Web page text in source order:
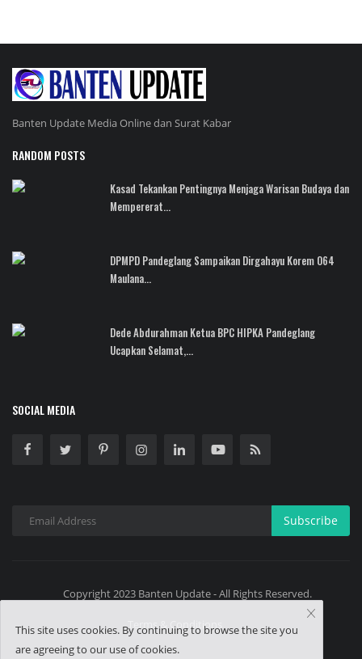
Banten Update Media Online dan Surat Kabar
RANDOM POSTS
Kasad Tekankan Pentingnya Menjaga Warisan Budaya dan
Mempererat...
DPMPD Pandeglang Sampaikan Dirgahayu Korem 064
Maulana...
Dede Abdurahman Ketua BPC HIPKA Pandeglang
Ucapkan Selamat,...
SOCIAL MEDIA
Subscribe
Copyright 2023 Banten Update - All Rights Reserved.
Terms & Conditions
This site uses cookies. By continuing to browse the site you
are agreeing to our use of cookies.